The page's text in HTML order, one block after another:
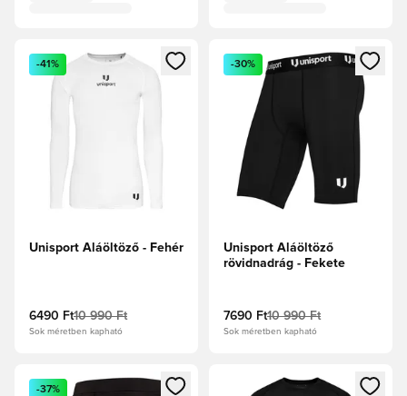
Megnyit egy modált a bejelentkezéshez vagy a tagként
-41%
Unisport Aláöltöző - Fehér
6490 Ft10 990 Ft
Sok méretben kapható
Megnyit egy modált a
-30%
Unisport Aláöltöző
rövidnadrág - Fekete
7690 Ft10 990 Ft
Sok méretben kapható
Megnyit egy modált a bejelentkezéshez vagy a tagként
-37%
Megnyit egy modált a